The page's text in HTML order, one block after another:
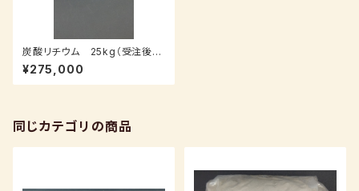
炭酸リチウム 25kg（受注後7
～14日後発送）
¥275,000
同じカテゴリの商品